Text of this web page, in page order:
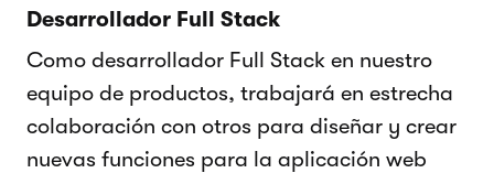
Desarrollador Full Stack
Como desarrollador Full Stack en nuestro
equipo de productos, trabajará en estrecha
colaboración con otros para diseñar y crear
nuevas funciones para la aplicación web